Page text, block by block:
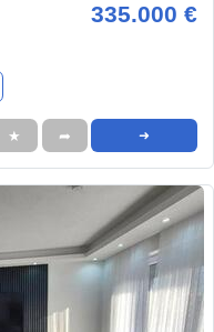
335.000 €
★ ➦ ➜